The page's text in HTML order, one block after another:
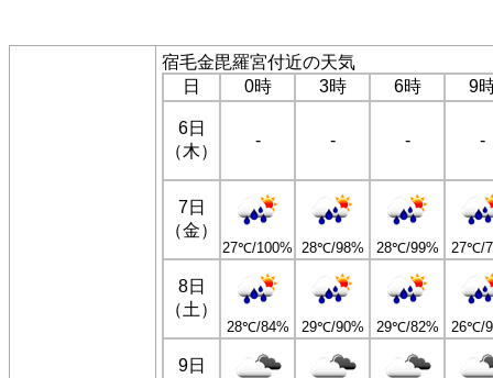
宿毛金毘羅宮付近の天気
日
0時 3時 6時 9
6日
（木）
- - - -
7日
（金）
27℃/100% 28℃/98% 28℃/99% 27℃/
8日
（土）
28℃/84% 29℃/90% 29℃/82% 26℃/
9日